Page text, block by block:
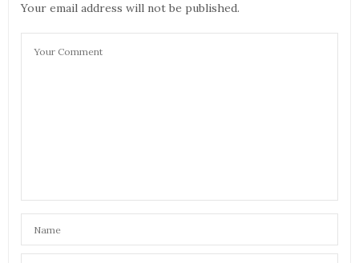
Your email address will not be published.